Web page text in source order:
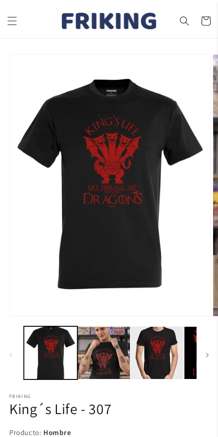
al contenido
Carrito
FRIKING
King´s Life - 307
Producto: Hombre